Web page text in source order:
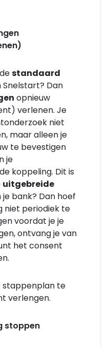
standaard
Snelstart? Dan
opnieuw
verlenen. Je
niet
maar alleen je
te bevestigen
je
koppeling. Dit is
uitgebreide
je bank? Dan hoef
niet periodiek te
voordat je je
ontvang je van
het consent
stappenplan te
verlengen.
stoppen